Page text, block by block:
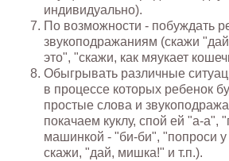
индивидуально).
По возможности - побуждать
звукоподражаниям (скажи
это", "скажи, как мяукает
Обыгрывать различные
в процессе которых ребенок
простые слова и
покачаем куклу, спой ей "а-а",
машинкой - "би-би", "попроси
скажи, "дай, мишка!" и т.п.).